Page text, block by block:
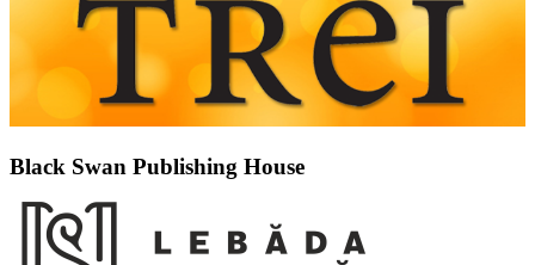
Black Swan Publishing House